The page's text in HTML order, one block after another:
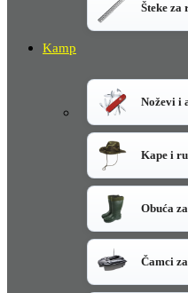
Šteke za
Kamp
Noževi i
Kape i
Obuća
Čamci